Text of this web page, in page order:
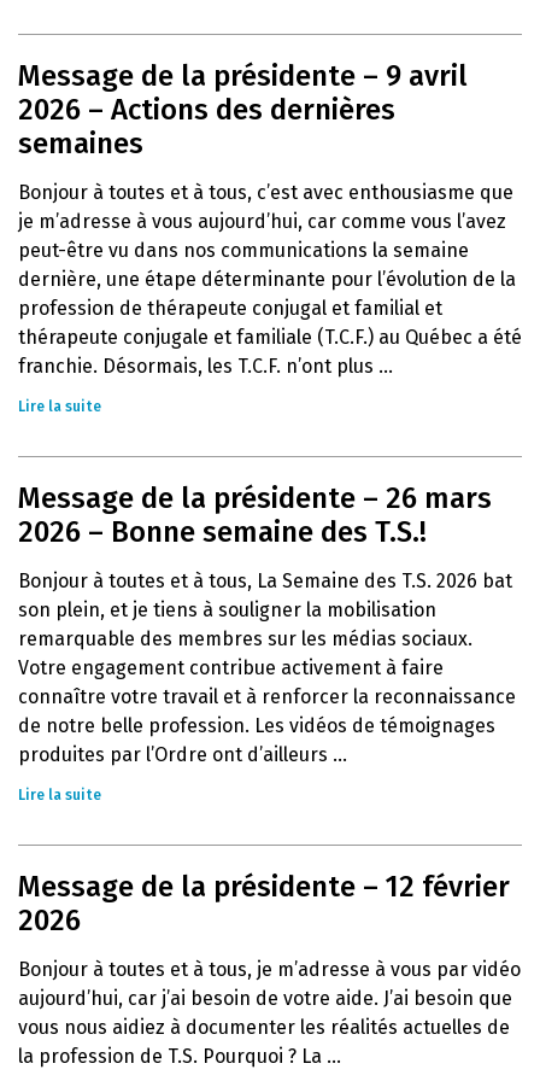
Message de la présidente – 9 avril
2026 – Actions des dernières
semaines
Bonjour à toutes et à tous, c’est avec enthousiasme que
je m’adresse à vous aujourd’hui, car comme vous l’avez
peut-être vu dans nos communications la semaine
dernière, une étape déterminante pour l’évolution de la
profession de thérapeute conjugal et familial et
thérapeute conjugale et familiale (T.C.F.) au Québec a été
franchie. Désormais, les T.C.F. n’ont plus ...
Lire la suite
Message de la présidente – 26 mars
2026 – Bonne semaine des T.S.!
Bonjour à toutes et à tous, La Semaine des T.S. 2026 bat
son plein, et je tiens à souligner la mobilisation
remarquable des membres sur les médias sociaux.
Votre engagement contribue activement à faire
connaître votre travail et à renforcer la reconnaissance
de notre belle profession. Les vidéos de témoignages
produites par l’Ordre ont d’ailleurs ...
Lire la suite
Message de la présidente – 12 février
2026
Bonjour à toutes et à tous, je m’adresse à vous par vidéo
aujourd’hui, car j’ai besoin de votre aide. J’ai besoin que
vous nous aidiez à documenter les réalités actuelles de
la profession de T.S. Pourquoi ? La ...